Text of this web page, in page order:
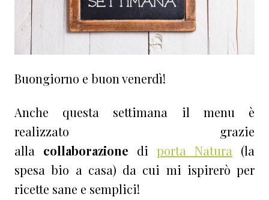
Buongiorno e buon venerdì!
Anche questa settimana il menu è
realizzato grazie
alla collaborazione di porta Natura (la
spesa bio a casa) da cui mi ispirerò per
ricette sane e semplici!